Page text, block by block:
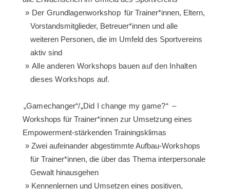
Der Grundlagenworkshop für Trainer*innen, Eltern,
Vorstandsmitglieder, Betreuer*innen und alle
weiteren Personen, die im Umfeld des Sportvereins
aktiv sind
Alle anderen Workshops bauen auf den Inhalten
dieses Workshops auf.
„Gamechanger“/„Did I change my game?“ –
Workshops für Trainer*innen zur Umsetzung eines
Empowerment-stärkenden Trainingsklimas
Zwei aufeinander abgestimmte Aufbau-Workshops
für Trainer*innen, die über das Thema interpersonale
Gewalt hinausgehen
Kennenlernen und Umsetzen eines positiven,